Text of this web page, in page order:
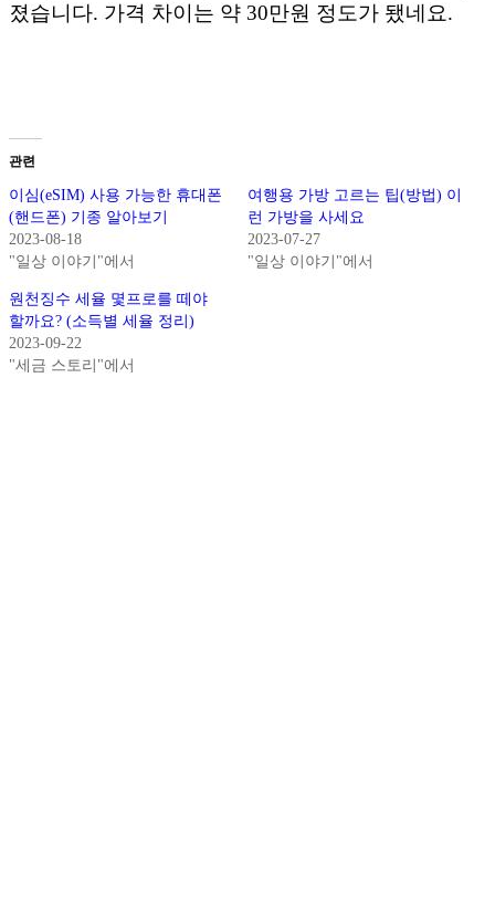
졌습니다. 가격 차이는 약 30만원 정도가 됐네요.
관련
이심(eSIM) 사용 가능한 휴대폰
(핸드폰) 기종 알아보기
2023-08-18
"일상 이야기"에서
여행용 가방 고르는 팁(방법) 이
런 가방을 사세요
2023-07-27
"일상 이야기"에서
원천징수 세율 몇프로를 떼야
할까요? (소득별 세율 정리)
2023-09-22
"세금 스토리"에서